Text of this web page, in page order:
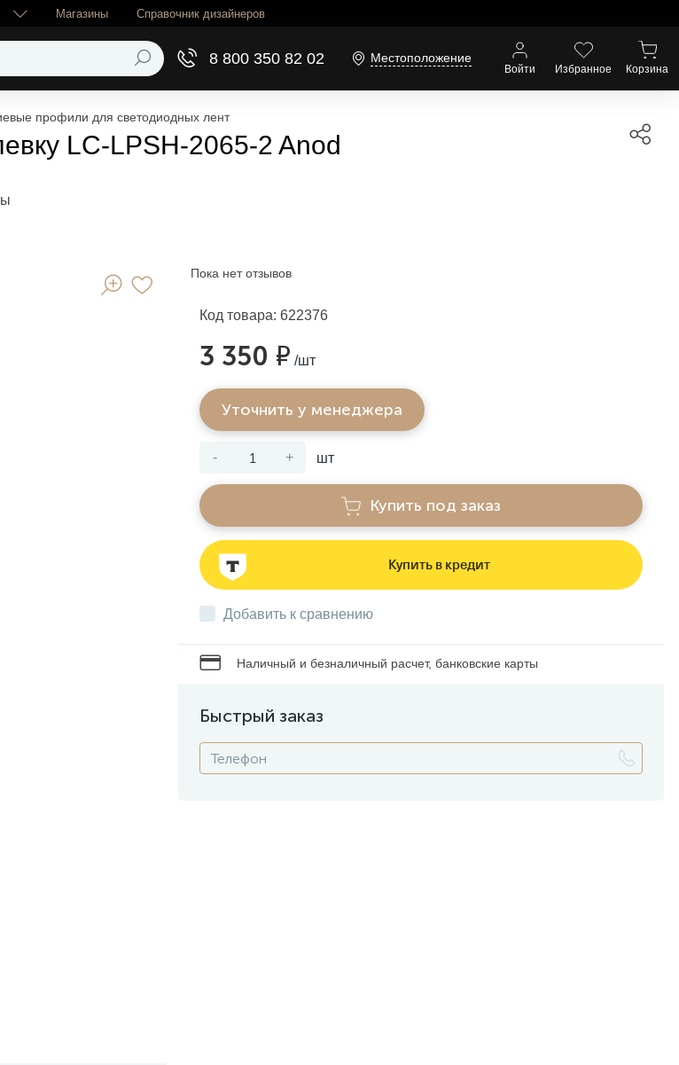
Магазины Справочник дизайнеров
Местоположение
8 800 350 82 02
Избранное Корзина
Войти
профили для светодиодных лент
LC-LPSH-2065-2 Anod
Пока нет отзывов
Код товара: 622376
3 350 ₽ /шт
Уточнить у менеджера
- + шт
Купить под заказ
Купить в кредит
Добавить к сравнению
Наличный и безналичный расчет, банковские карты
Быстрый заказ